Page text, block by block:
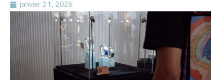
janvier 21, 2026